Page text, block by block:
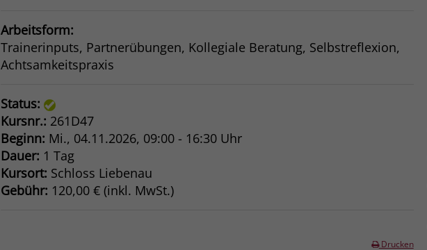
Arbeitsform:
Trainerinputs, Partnerübungen, Kollegiale Beratung, Selbstreflexion,
Achtsamkeitspraxis
Status:
Kursnr.: 261D47
Beginn: Mi., 04.11.2026, 09:00 - 16:30 Uhr
Dauer: 1 Tag
Kursort: Schloss Liebenau
Gebühr: 120,00 € (inkl. MwSt.)
Drucken